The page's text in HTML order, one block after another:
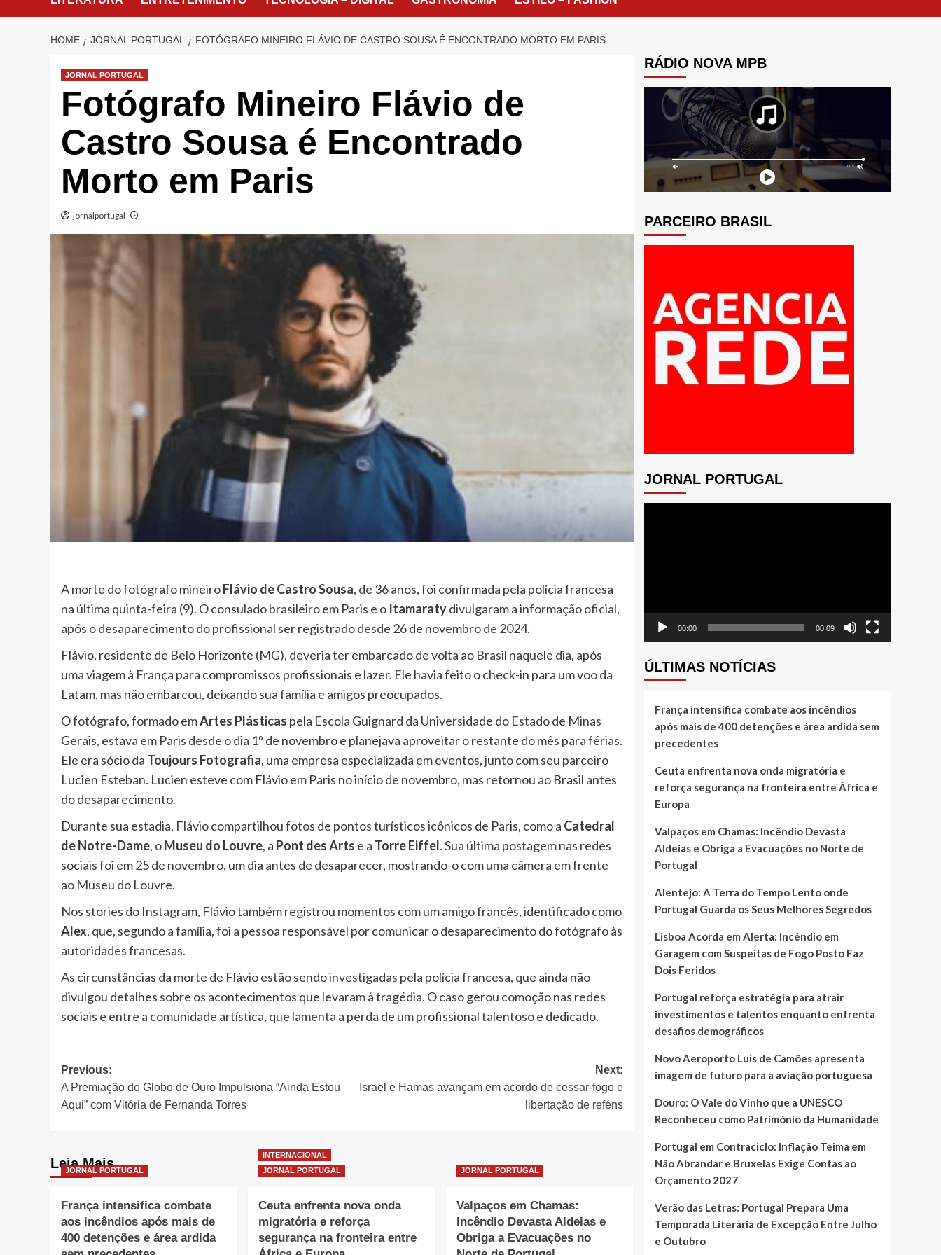
HOME JORNAL PORTUGAL FOTÓGRAFO MINEIRO FLÁVIO DE CASTRO SOUSA É ENCONTRADO MORTO EM PARIS
JORNAL PORTUGAL
Fotógrafo Mineiro Flávio de
Castro Sousa é Encontrado
Morto em Paris
jornalportugal
A morte do fotógrafo mineiroFlávio de Castro Sousa, de 36 anos, foi confirmada pela polícia francesa
na última quinta-feira (9). O consulado brasileiro em Paris e o Itamaratydivulgaram a informação oficial,
após o desaparecimento do profissional ser registrado desde 26 de novembro de 2024.
Flávio, residente de Belo Horizonte (MG), deveria ter embarcado de volta ao Brasil naquele dia, após
uma viagem à França para compromissos profissionais e lazer. Ele havia feito o check-in para um voo da
Latam, mas não embarcou, deixando sua família e amigos preocupados.
O fotógrafo, formado emArtes Plásticas pela Escola Guignard da Universidade do Estado de Minas
Gerais, estava em Paris desde o dia 1º de novembro e planejava aproveitar o restante do mês para férias.
Ele era sócio da Toujours Fotografia, uma empresa especializada em eventos, junto com seu parceiro
Lucien Esteban. Lucien esteve com Flávio em Paris no início de novembro, mas retornou ao Brasil antes
do desaparecimento.
Durante sua estadia, Flávio compartilhou fotos de pontos turísticos icônicos de Paris, como a Catedral
de Notre-Dame, oMuseu do Louvre, a Pont des Arts e a Torre Eiffel. Sua última postagem nas redes
sociais foi em 25 de novembro, um dia antes de desaparecer, mostrando-o com uma câmera em frente
ao Museu do Louvre.
Nos stories do Instagram, Flávio também registrou momentos com um amigo francês, identificado como
Alex, que, segundo a família, foi a pessoa responsável por comunicar o desaparecimento do fotógrafo às
autoridades francesas.
As circunstâncias da morte de Flávio estão sendo investigadas pela polícia francesa, que ainda não
divulgou detalhes sobre os acontecimentos que levaram à tragédia. O caso gerou comoção nas redes
sociais e entre a comunidade artística, que lamenta a perda de um profissional talentoso e dedicado.
Post
navigation
Previous:
A Premiação do Globo de Ouro Impulsiona “Ainda Estou
Aqui” com Vitória de Fernanda Torres
Next:
Israel e Hamas avançam em acordo de cessar-fogo e
libertação de reféns
Leia Mais
JORNAL PORTUGAL
França intensifica combate
aos incêndios após mais de
400 detenções e área ardida
INTERNACIONAL
JORNAL PORTUGAL
Ceuta enfrenta nova onda
migratória e reforça
segurança na fronteira entre
JORNAL PORTUGAL
Valpaços em Chamas:
Incêndio Devasta Aldeias e
Obriga a Evacuações no
RÁDIO NOVA MPB
PARCEIRO BRASIL
JORNAL PORTUGAL
00:00 00:09
ÚLTIMAS NOTÍCIAS
França intensifica combate aos incêndios
após mais de 400 detenções e área ardida sem
precedentes
Ceuta enfrenta nova onda migratória e
reforça segurança na fronteira entre África e
Europa
Valpaços em Chamas: Incêndio Devasta
Aldeias e Obriga a Evacuações no Norte de
Portugal
Alentejo: A Terra do Tempo Lento onde
Portugal Guarda os Seus Melhores Segredos
Lisboa Acorda em Alerta: Incêndio em
Garagem com Suspeitas de Fogo Posto Faz
Dois Feridos
Portugal reforça estratégia para atrair
investimentos e talentos enquanto enfrenta
desafios demográficos
Novo Aeroporto Luís de Camões apresenta
imagem de futuro para a aviação portuguesa
Douro: O Vale do Vinho que a UNESCO
Reconheceu como Património da Humanidade
Portugal em Contraciclo: Inflação Teima em
Não Abrandar e Bruxelas Exige Contas ao
Orçamento 2027
Verão das Letras: Portugal Prepara Uma
Temporada Literária de Excepção Entre Julho
e Outubro